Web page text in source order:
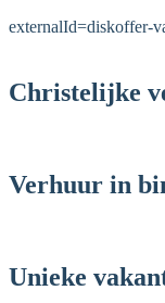
externalId=diskoffer-
Christelijke
Verhuur in
Unieke